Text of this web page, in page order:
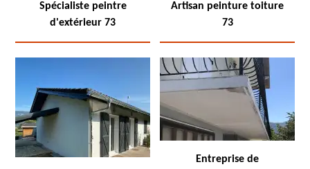
Spécialiste peintre
d'extérieur 73
Artisan peinture toiture
73
Entreprise de